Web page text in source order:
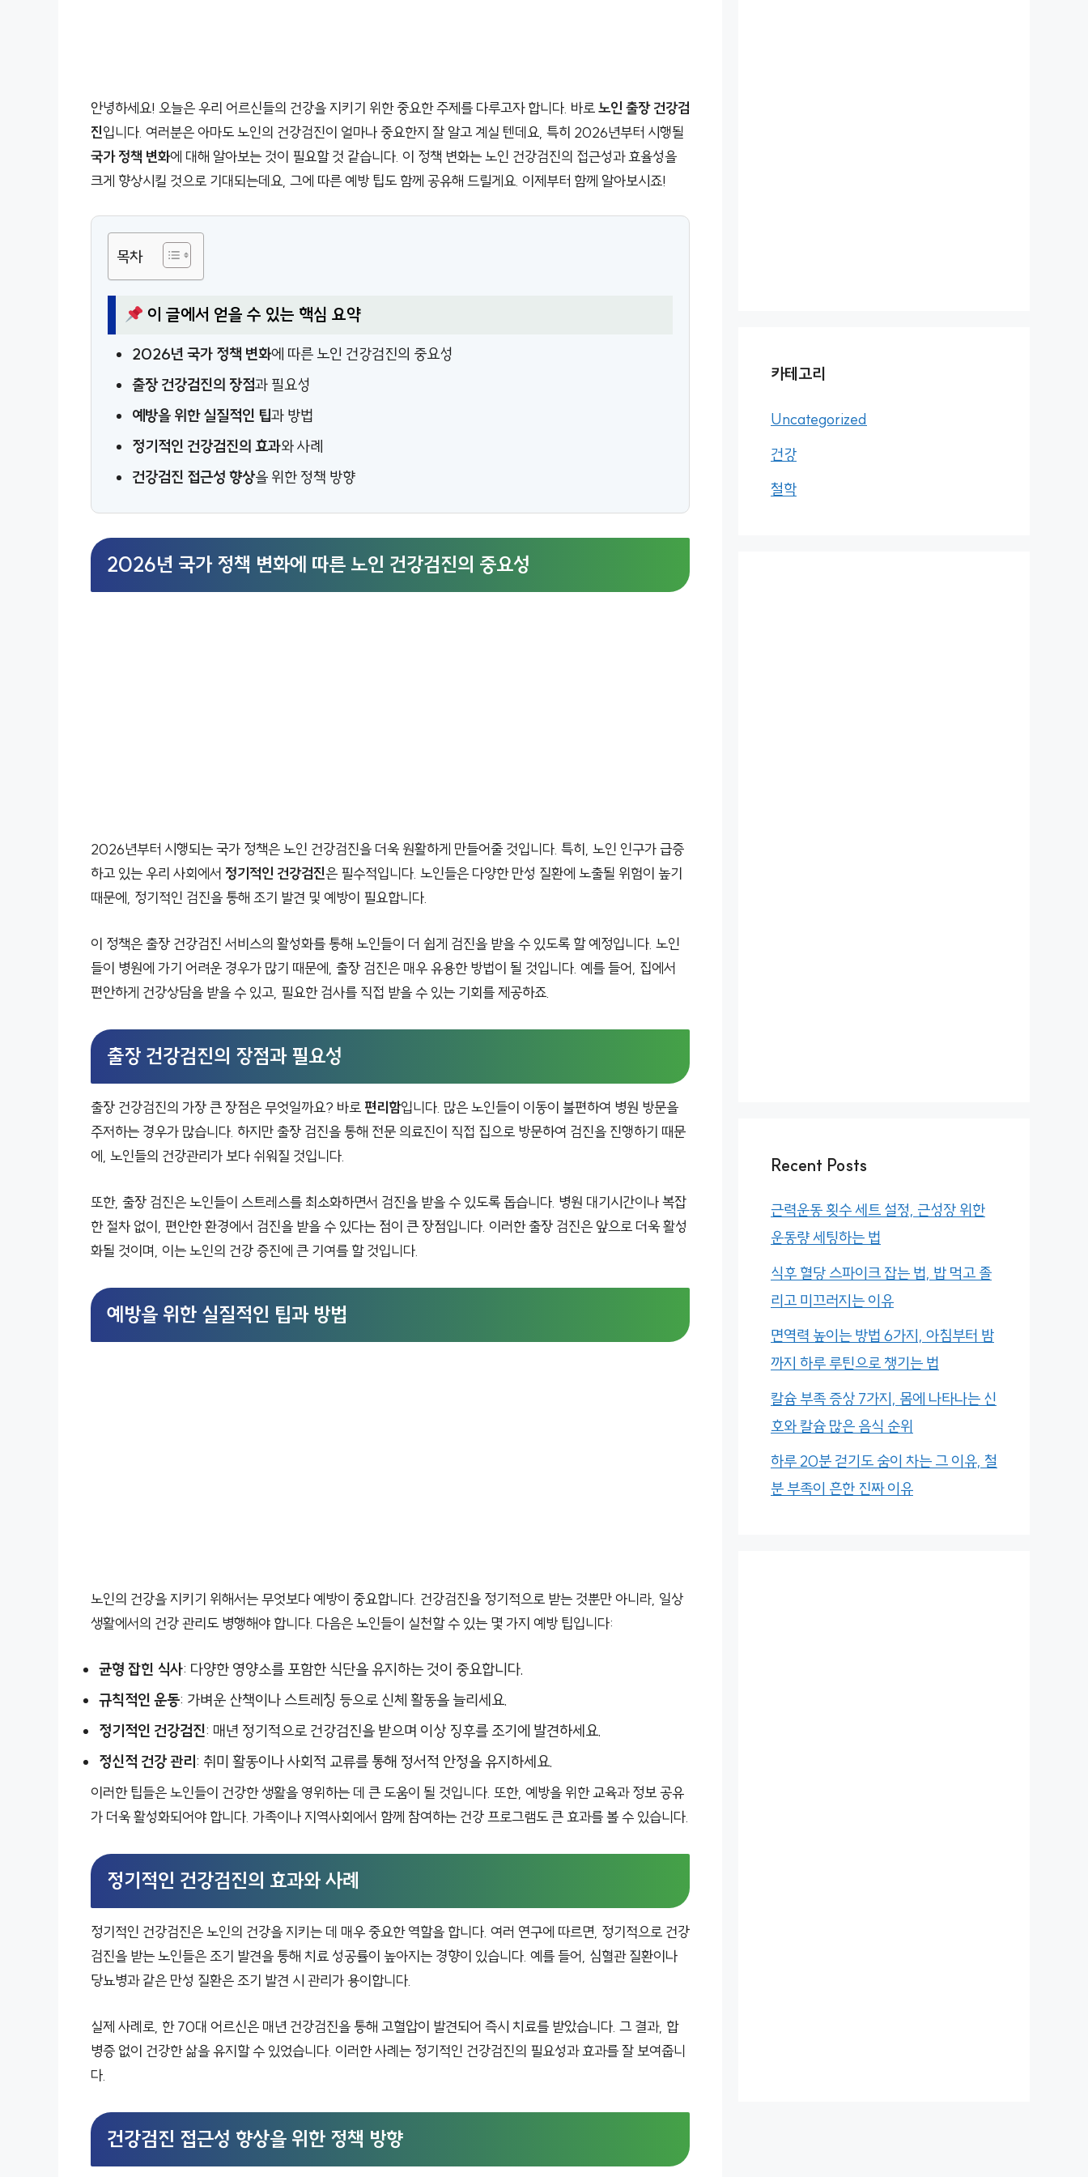
안녕하세요! 오늘은 우리 어르신들의 건강을 지키기 위한 중요한 주제를 다루고자 합니다. 바로노인 출장 건강검
진입니다. 여러분은 아마도 노인의 건강검진이 얼마나 중요한지 잘 알고 계실 텐데요, 특히 2026년부터 시행될
국가 정책 변화에 대해 알아보는 것이 필요할 것 같습니다. 이 정책 변화는 노인 건강검진의 접근성과 효율성을
크게 향상시킬 것으로 기대되는데요, 그에 따른 예방 팁도 함께 공유해 드릴게요. 이제부터 함께 알아보시죠!
목차
이 글에서 얻을 수 있는 핵심 요약
2026년 국가 정책 변화에 따른 노인 건강검진의 중요성
출장 건강검진의 장점과 필요성
예방을 위한 실질적인 팁과 방법
정기적인 건강검진의 효과와 사례
건강검진 접근성 향상을 위한 정책 방향
2026년 국가 정책 변화에 따른 노인 건강검진의 중요성
2026년부터 시행되는 국가 정책은 노인 건강검진을 더욱 원활하게 만들어줄 것입니다. 특히, 노인 인구가 급증
하고 있는 우리 사회에서 정기적인 건강검진은 필수적입니다. 노인들은 다양한 만성 질환에 노출될 위험이 높기
때문에, 정기적인 검진을 통해 조기 발견 및 예방이 필요합니다.
이 정책은 출장 건강검진 서비스의 활성화를 통해 노인들이 더 쉽게 검진을 받을 수 있도록 할 예정입니다. 노인
들이 병원에 가기 어려운 경우가 많기 때문에, 출장 검진은 매우 유용한 방법이 될 것입니다. 예를 들어, 집에서
편안하게 건강상담을 받을 수 있고, 필요한 검사를 직접 받을 수 있는 기회를 제공하죠.
출장 건강검진의 장점과 필요성
출장 건강검진의 가장 큰 장점은 무엇일까요? 바로 편리함입니다. 많은 노인들이 이동이 불편하여 병원 방문을
주저하는 경우가 많습니다. 하지만 출장 검진을 통해 전문 의료진이 직접 집으로 방문하여 검진을 진행하기 때문
에, 노인들의 건강관리가 보다 쉬워질 것입니다.
또한, 출장 검진은 노인들이 스트레스를 최소화하면서 검진을 받을 수 있도록 돕습니다. 병원 대기시간이나 복잡
한 절차 없이, 편안한 환경에서 검진을 받을 수 있다는 점이 큰 장점입니다. 이러한 출장 검진은 앞으로 더욱 활성
화될 것이며, 이는 노인의 건강 증진에 큰 기여를 할 것입니다.
예방을 위한 실질적인 팁과 방법
노인의 건강을 지키기 위해서는 무엇보다 예방이 중요합니다. 건강검진을 정기적으로 받는 것뿐만 아니라, 일상
생활에서의 건강 관리도 병행해야 합니다. 다음은 노인들이 실천할 수 있는 몇 가지 예방 팁입니다:
균형 잡힌 식사: 다양한 영양소를 포함한 식단을 유지하는 것이 중요합니다.
규칙적인 운동: 가벼운 산책이나 스트레칭 등으로 신체 활동을 늘리세요.
정기적인 건강검진: 매년 정기적으로 건강검진을 받으며 이상 징후를 조기에 발견하세요.
정신적 건강 관리: 취미 활동이나 사회적 교류를 통해 정서적 안정을 유지하세요.
이러한 팁들은 노인들이 건강한 생활을 영위하는 데 큰 도움이 될 것입니다. 또한, 예방을 위한 교육과 정보 공유
가 더욱 활성화되어야 합니다. 가족이나 지역사회에서 함께 참여하는 건강 프로그램도 큰 효과를 볼 수 있습니다.
정기적인 건강검진의 효과와 사례
정기적인 건강검진은 노인의 건강을 지키는 데 매우 중요한 역할을 합니다. 여러 연구에 따르면, 정기적으로 건강
검진을 받는 노인들은 조기 발견을 통해 치료 성공률이 높아지는 경향이 있습니다. 예를 들어, 심혈관 질환이나
당뇨병과 같은 만성 질환은 조기 발견 시 관리가 용이합니다.
실제 사례로, 한 70대 어르신은 매년 건강검진을 통해 고혈압이 발견되어 즉시 치료를 받았습니다. 그 결과, 합
병증 없이 건강한 삶을 유지할 수 있었습니다. 이러한 사례는 정기적인 건강검진의 필요성과 효과를 잘 보여줍니
다.
건강검진 접근성 향상을 위한 정책 방향
카테고리
Uncategorized
건강
철학
Recent Posts
근력운동 횟수 세트 설정, 근성장 위한
운동량 세팅하는 법
식후 혈당 스파이크 잡는 법, 밥 먹고 졸
리고 미끄러지는 이유
면역력 높이는 방법 6가지, 아침부터 밤
까지 하루 루틴으로 챙기는 법
칼슘 부족 증상 7가지, 몸에 나타나는 신
호와 칼슘 많은 음식 순위
하루 20분 걷기도 숨이 차는 그 이유, 철
분 부족이 흔한 진짜 이유